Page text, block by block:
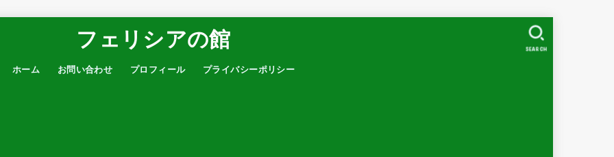
フェリシアの館
ホーム お問い合わせ プロフィール プライバシーポリシー
SEARCH